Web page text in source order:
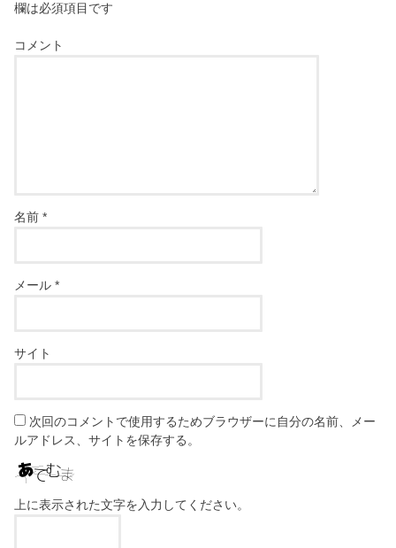
欄は必須項目です
コメント
名前*
メール*
サイト
次回のコメントで使用するためブラウザーに自分の名前、メー
ルアドレス、サイトを保存する。
上に表示された文字を入力してください。